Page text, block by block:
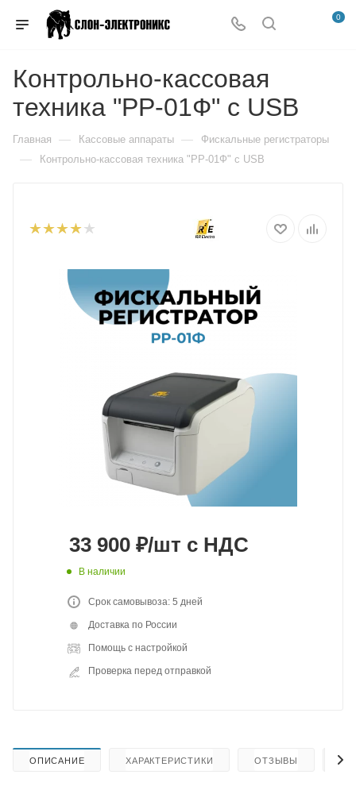
0
Контрольно-кассовая
техника "РР-01Ф" с USB
Главная — Кассовые аппараты — Фискальные регистраторы
— Контрольно-кассовая техника "РР-01Ф" с USB
33 900 ₽/шт с НДС
В наличии
Срок самовывоза: 5 дней
Доставка по России
Помощь с настройкой
Проверка перед отправкой
ОПИСАНИЕ ХАРАКТЕРИСТИКИ ОТЗЫВЫ